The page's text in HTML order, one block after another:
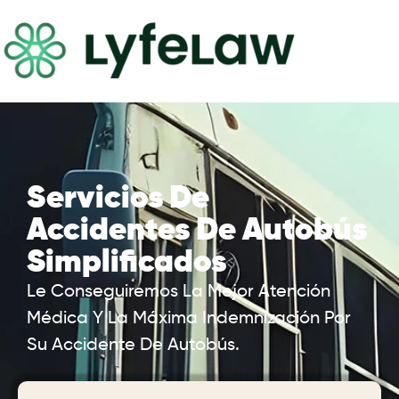
Servicios De
Accidentes De Autobús
Simplificados
Le Conseguiremos La Mejor Atención
Médica Y La Máxima Indemnización Por
Su Accidente De Autobús.